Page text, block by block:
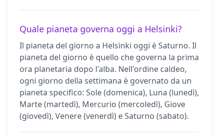
Quale pianeta governa oggi a Helsinki?
Il pianeta del giorno a Helsinki oggi è Saturno. Il
pianeta del giorno è quello che governa la prima
ora planetaria dopo l'alba. Nell'ordine caldeo,
ogni giorno della settimana è governato da un
pianeta specifico: Sole (domenica), Luna (lunedì),
Marte (martedì), Mercurio (mercoledì), Giove
(giovedì), Venere (venerdì) e Saturno (sabato).